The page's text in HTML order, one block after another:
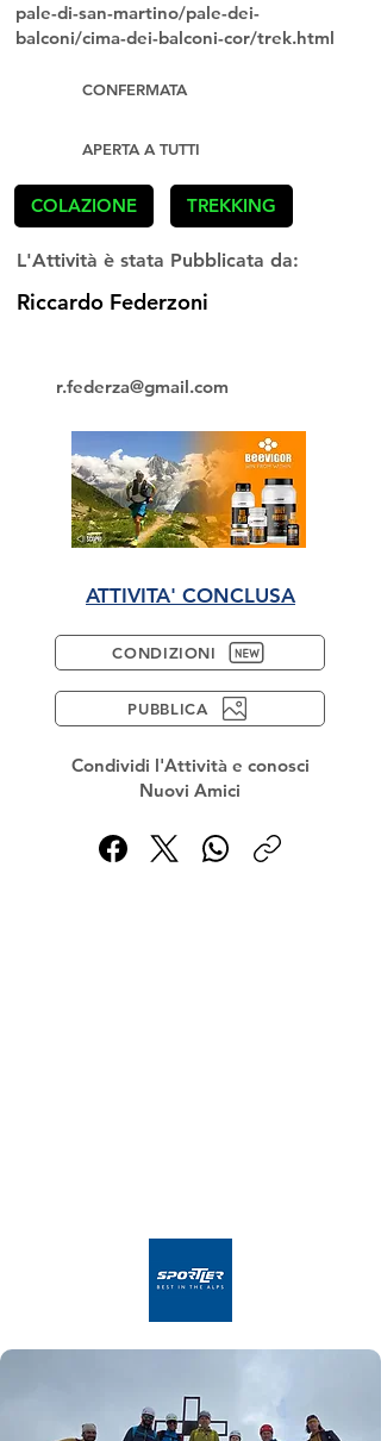
pale-di-san-martino/pale-dei-
balconi/cima-dei-balconi-cor/trek.html
CONFERMATA
APERTA A TUTTI
COLAZIONE TREKKING
L'Attività è stata Pubblicata da:
Riccardo Federzoni
r.federza@gmail.com
ATTIVITA' CONCLUSA
CONDIZIONI
PUBBLICA
Condividi l'Attività e conosci
Nuovi Amici